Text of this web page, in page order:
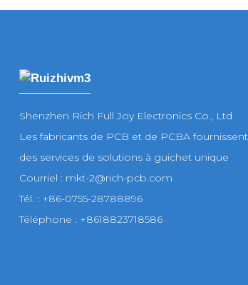
Shenzhen Rich Full Joy Electronics Co., Ltd
Les fabricants de PCB et de PCBA fournissent
des services de solutions à guichet unique
Courriel : mkt-2@rich-pcb.com
Tél. : +86-0755-28788896
Téléphone : +8618823718586